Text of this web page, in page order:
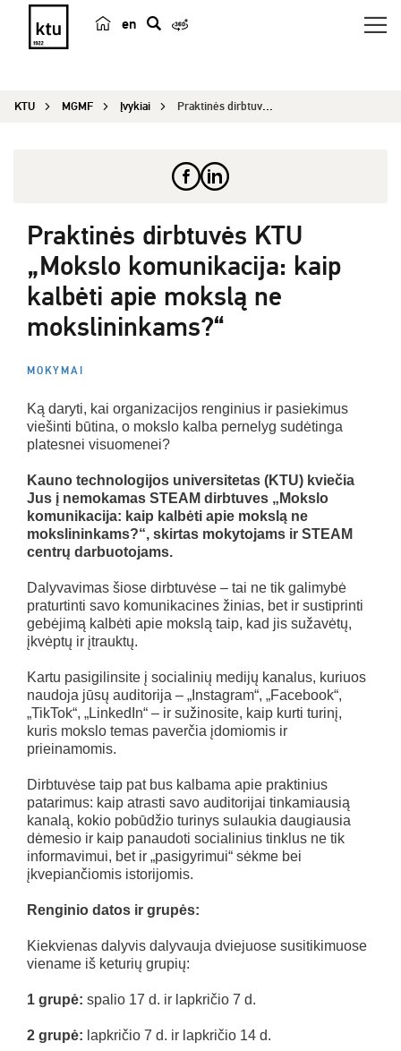
en
e
KTU MGMF Įvykiai Praktinės dirbtuvės KTU „Mokslo komunikacija: ka...
Praktinės dirbtuvės KTU
„Mokslo komunikacija: kaip
kalbėti apie mokslą ne
mokslininkams?“
MOKYMAI
Ką daryti, kai organizacijos renginius ir pasiekimus
viešinti būtina, o mokslo kalba pernelyg sudėtinga
platesnei visuomenei?
Kauno technologijos universitetas (KTU) kviečia
Jus į nemokamas STEAM dirbtuves „Mokslo
komunikacija: kaip kalbėti apie mokslą ne
mokslininkams?“, skirtas mokytojams ir STEAM
centrų darbuotojams.
Dalyvavimas šiose dirbtuvėse – tai ne tik galimybė
praturtinti savo komunikacines žinias, bet ir sustiprinti
gebėjimą kalbėti apie mokslą taip, kad jis sužavėtų,
įkvėptų ir įtrauktų.
Kartu pasigilinsite į socialinių medijų kanalus, kuriuos
naudoja jūsų auditorija – „Instagram“, „Facebook“,
„TikTok“, „LinkedIn“ – ir sužinosite, kaip kurti turinį,
kuris mokslo temas paverčia įdomiomis ir
prieinamomis.
Dirbtuvėse taip pat bus kalbama apie praktinius
patarimus: kaip atrasti savo auditorijai tinkamiausią
kanalą, kokio pobūdžio turinys sulaukia daugiausia
dėmesio ir kaip panaudoti socialinius tinklus ne tik
informavimui, bet ir „pasigyrimui“ sėkme bei
įkvepiančiomis istorijomis.
Renginio datos ir grupės:
Kiekvienas dalyvis dalyvauja dviejuose susitikimuose
viename iš keturių grupių:
1 grupė: spalio 17 d. ir lapkričio 7 d.
2 grupė: lapkričio 7 d. ir lapkričio 14 d.